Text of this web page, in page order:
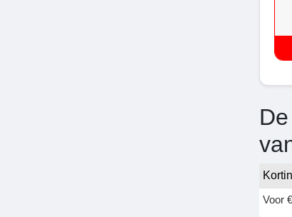
Voor